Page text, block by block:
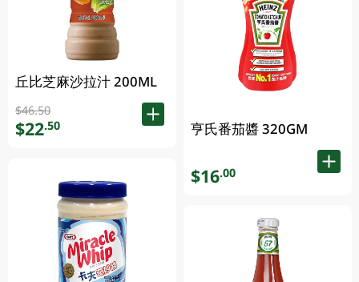
丘比芝麻沙拉汁 200ML
$46.50
$22.50 亨氏番茄醬 320GM
$16.00